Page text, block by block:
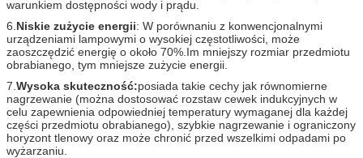
warunkiem dostępności wody i prądu.
6. Niskie zużycie energii: W porównaniu z konwencjonalnymi
urządzeniami lampowymi o wysokiej częstotliwości, może
zaoszczędzić energię o około 70%.Im mniejszy rozmiar przedmiotu
obrabianego, tym mniejsze zużycie energii.
7. Wysoka skuteczność:posiada takie cechy jak równomierne
nagrzewanie (można dostosować rozstaw cewek indukcyjnych w
celu zapewnienia odpowiedniej temperatury wymaganej dla każdej
części przedmiotu obrabianego), szybkie nagrzewanie i ograniczony
horyzont tlenowy oraz może chronić przed wszelkimi odpadami po
wyżarzaniu.